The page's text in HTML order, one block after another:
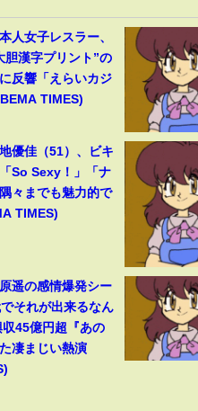
人女子レスラー、
胆漢字プリント”の
反響「えらいカジ
TIMES)
優佳（51）、ビキ
So Sexy！」「ナ
々までも魅力的で
TIMES)
遥の感情爆発シー
それが出来るなん
45億円超『あの
凄まじい熱演